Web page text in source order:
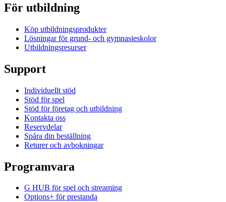
För utbildning
Köp utbildningsprodukter
Lösningar för grund- och gymnasieskolor
Utbildningsresurser
Support
Individuellt stöd
Stöd för spel
Stöd för företag och utbildning
Kontakta oss
Reservdelar
Spåra din beställning
Returer och avbokningar
Programvara
G HUB för spel och streaming
Options+ för prestanda